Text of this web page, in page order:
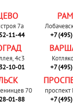
7а
11-44
+7
4с3
10-01
+7
70
01-88
+7